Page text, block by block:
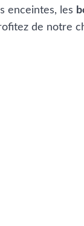
enceintes, les
de notre